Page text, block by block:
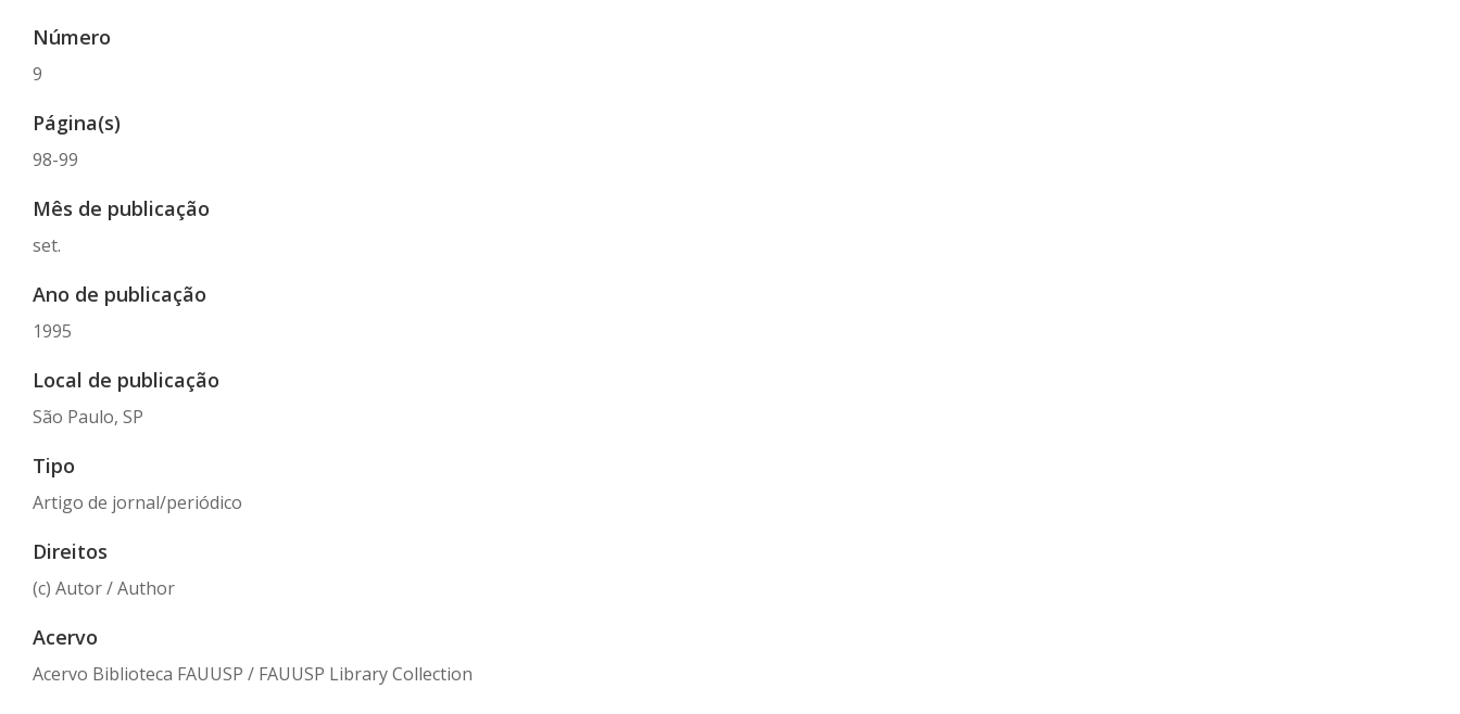
Número
9
Página(s)
98-99
Mês de publicação
set.
Ano de publicação
1995
Local de publicação
São Paulo, SP
Tipo
Artigo de jornal/periódico
Direitos
(c) Autor / Author
Acervo
Acervo Biblioteca FAUUSP / FAUUSP Library Collection